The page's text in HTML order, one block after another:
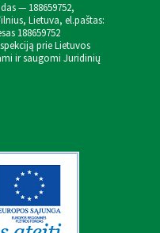
— 188659752,
Lietuva, el.paštas:
188659752
prie Lietuvos
ir saugomi Juridinių